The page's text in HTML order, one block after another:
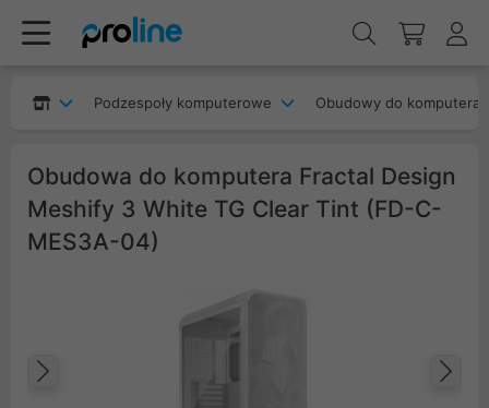
Podzespoły komputerowe Obudowy do komputera
Obudowa do komputera Fractal Design
Meshify 3 White TG Clear Tint (FD-C-
MES3A-04)